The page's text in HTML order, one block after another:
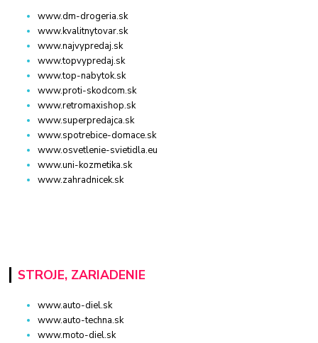
www.dm-drogeria.sk
www.kvalitnytovar.sk
www.najvypredaj.sk
www.topvypredaj.sk
www.top-nabytok.sk
www.proti-skodcom.sk
www.retromaxishop.sk
www.superpredajca.sk
www.spotrebice-domace.sk
www.osvetlenie-svietidla.eu
www.uni-kozmetika.sk
www.zahradnicek.sk
STROJE, ZARIADENIE
www.auto-diel.sk
www.auto-techna.sk
www.moto-diel.sk